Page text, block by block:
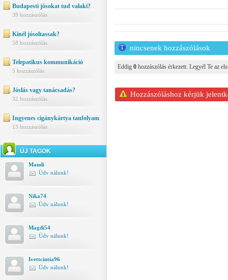
Budapesti jósokat tud valaki?
39 hozzászólás
Kinél jósoltassak?
58 hozzászólás
Telepatikus kommunikáció
5 hozzászólás
Jóslás vagy tanácsadás?
32 hozzászólás
Ingyenes cigánykártya tanfolyam
13 hozzászólás
ÚJ TAGOK
Mandi
Üdv nálunk!
Nika74
Üdv nálunk!
Magdi54
Üdv nálunk!
Ivettcintia96
Üdv nálunk!
nincsenek hozzászólások
Eddig 0 hozzászólás érkezett. Legyél Te az
Hozzászóláshoz kérjük